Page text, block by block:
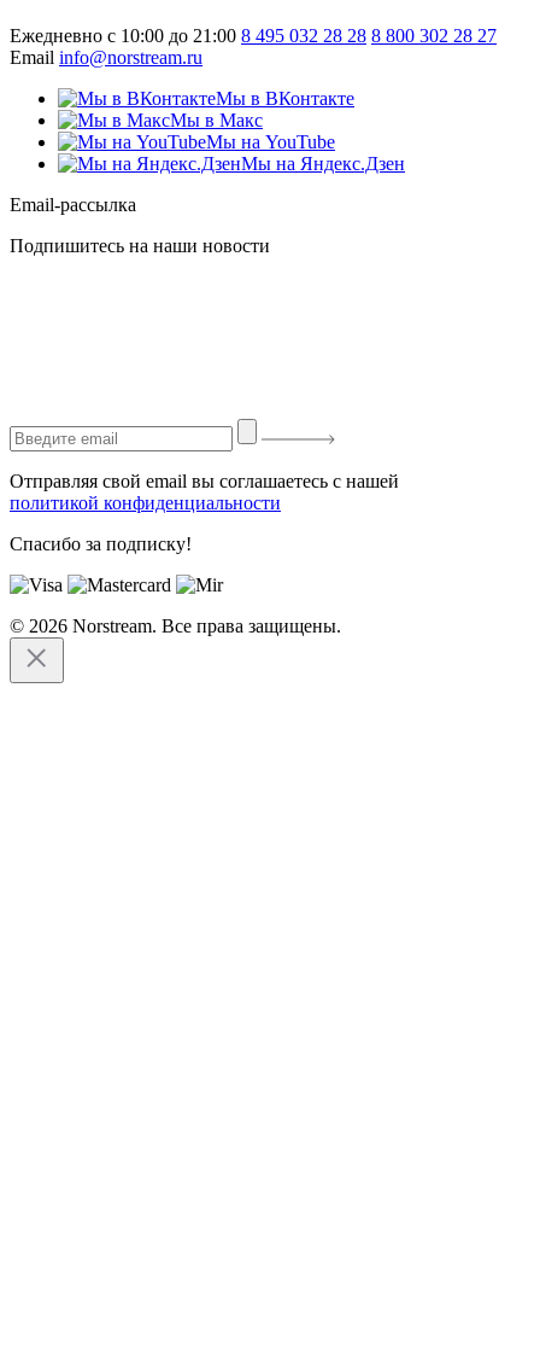
Ежедневно с 10:00 до 21:00 8 495 032 28 28 8 800 302 28 27
Email info@norstream.ru
Мы в ВКонтакте
Мы в Макс
Мы на YouTube
Мы на Яндекс.Дзен
Email-рассылка
Подпишитесь на наши новости
Отправляя свой email вы соглашаетесь с нашей
политикой конфиденциальности
Спасибо за подписку!
© 2026 Norstream. Все права защищены.